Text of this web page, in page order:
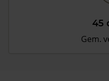
45
Gem.